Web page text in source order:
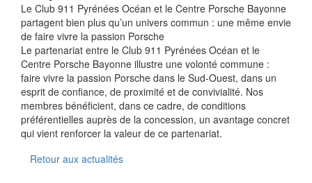
Le Club 911 Pyrénées Océan et le Centre Porsche Bayonne
partagent bien plus qu’un univers commun : une même envie
de faire vivre la passion Porsche
Le partenariat entre le Club 911 Pyrénées Océan et le
Centre Porsche Bayonne illustre une volonté commune :
faire vivre la passion Porsche dans le Sud-Ouest, dans un
esprit de confiance, de proximité et de convivialité. Nos
membres bénéficient, dans ce cadre, de conditions
préférentielles auprès de la concession, un avantage concret
qui vient renforcer la valeur de ce partenariat.
Retour aux actualités